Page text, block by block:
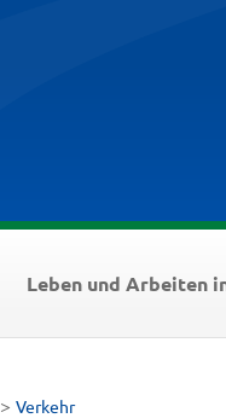
Leben und Arbeiten
> Verkehr